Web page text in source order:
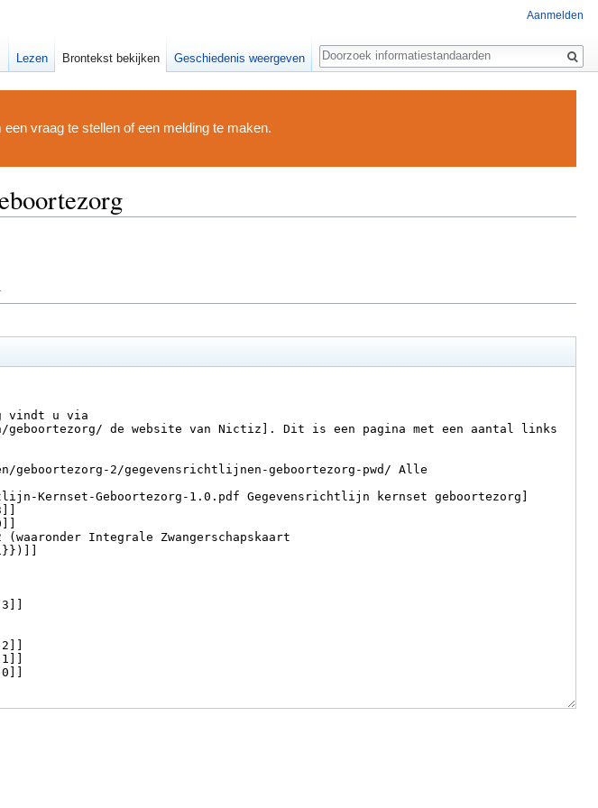
een vraag te stellen of een melding te maken.
Aanmelden
Lezen Brontekst bekijken Geschiedenis weergeven
Zoeken